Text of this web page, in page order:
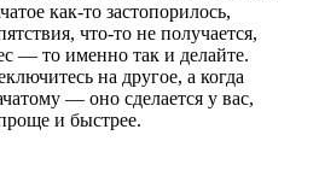
как-то застопорилось,
что-то не получается,
— то именно так и делайте.
на другое, а когда
— оно сделается у вас,
и быстрее.